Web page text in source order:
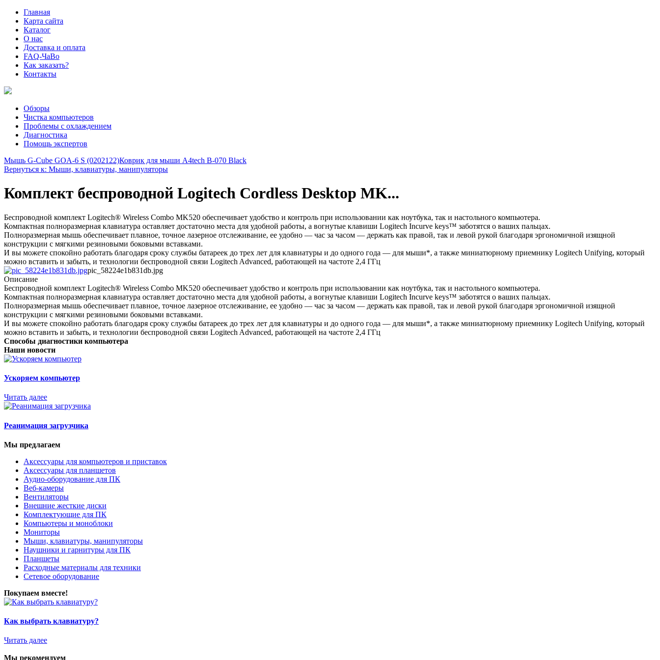
Главная
Карта сайта
Каталог
О нас
Доставка и оплата
FAQ-ЧаВо
Как заказать?
Контакты
Обзоры
Чистка компьютеров
Проблемы с охлаждением
Диагностика
Помощь экспертов
Мышь G-Cube GOA-6 S (0202122)Коврик для мыши A4tech B-070 Black
Вернуться к: Мыши, клавиатуры, манипуляторы
Комплект беспроводной Logitech Cordless Desktop MK...
Беспроводной комплект Logitech® Wireless Combo MK520 обеспечивает удобство и контроль при использовании как ноутбука, так и настольного компьютера.
Компактная полноразмерная клавиатура оставляет достаточно места для удобной работы, а вогнутые клавиши Logitech Incurve keys™ заботятся о ваших пальцах.
Полноразмерная мышь обеспечивает плавное, точное лазерное отслеживание, ее удобно — час за часом — держать как правой, так и левой рукой благодаря эргономичной изящной
конструкции с мягкими резиновыми боковыми вставками.
И вы можете спокойно работать благодаря сроку службы батареек до трех лет для клавиатуры и до одного года — для мыши*, а также миниатюрному приемнику Logitech Unifying, который
можно вставить и забыть, и технологии беспроводной связи Logitech Advanced, работающей на частоте 2,4 ГГц
pic_58224e1b831db.jpg
Описание
Беспроводной комплект Logitech® Wireless Combo MK520 обеспечивает удобство и контроль при использовании как ноутбука, так и настольного компьютера.
Компактная полноразмерная клавиатура оставляет достаточно места для удобной работы, а вогнутые клавиши Logitech Incurve keys™ заботятся о ваших пальцах.
Полноразмерная мышь обеспечивает плавное, точное лазерное отслеживание, ее удобно — час за часом — держать как правой, так и левой рукой благодаря эргономичной изящной
конструкции с мягкими резиновыми боковыми вставками.
И вы можете спокойно работать благодаря сроку службы батареек до трех лет для клавиатуры и до одного года — для мыши*, а также миниатюрному приемнику Logitech Unifying, который
можно вставить и забыть, и технологии беспроводной связи Logitech Advanced, работающей на частоте 2,4 ГГц
Способы диагностики компьютера
Наши новости
Ускоряем компьютер
Читать далее
Реанимация загрузчика
Мы предлагаем
Аксессуары для компьютеров и приставок
Аксессуары для планшетов
Аудио-оборудование для ПК
Веб-камеры
Вентиляторы
Внешние жесткие диски
Комплектующие для ПК
Компьютеры и моноблоки
Мониторы
Мыши, клавиатуры, манипуляторы
Наушники и гарнитуры для ПК
Планшеты
Расходные материалы для техники
Сетевое оборудование
Покупаем вместе!
Как выбрать клавиатуру?
Читать далее
Мы рекомендуем